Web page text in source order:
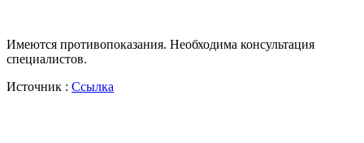
Имеются противопоказания. Необходима консультация
специалистов.
Источник : Ссылка